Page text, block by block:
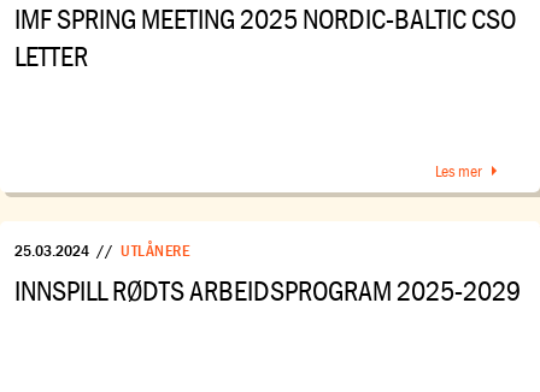
IMF SPRING MEETING 2025 NORDIC-BALTIC CSO
LETTER
Les mer
25.03.2024 // UTLÅNERE
INNSPILL RØDTS ARBEIDSPROGRAM 2025-2029